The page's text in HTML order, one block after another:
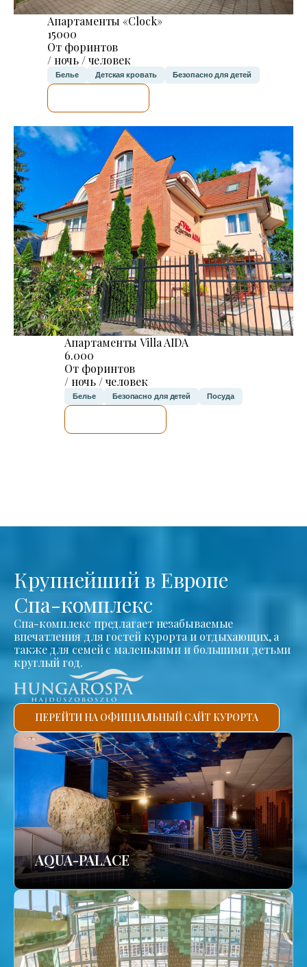
Апартаменты «Clock»
15000
От форинтов
/ ночь / человек
Белье Детская кровать Безопасно для детей
Апартаменты Villa AIDA
6.000
От форинтов
/ ночь / человек
Белье Безопасно для детей Посуда
Крупнейший в Европе
Спа-комплекс
Спа-комплекс предлагает незабываемые
впечатления для гостей курорта и отдыхающих, а
также для семей с маленькими и большими детьми
круглый год.
ПЕРЕЙТИ НА ОФИЦИАЛЬНЫЙ САЙТ КУРОРТА
AQUA-PALACE